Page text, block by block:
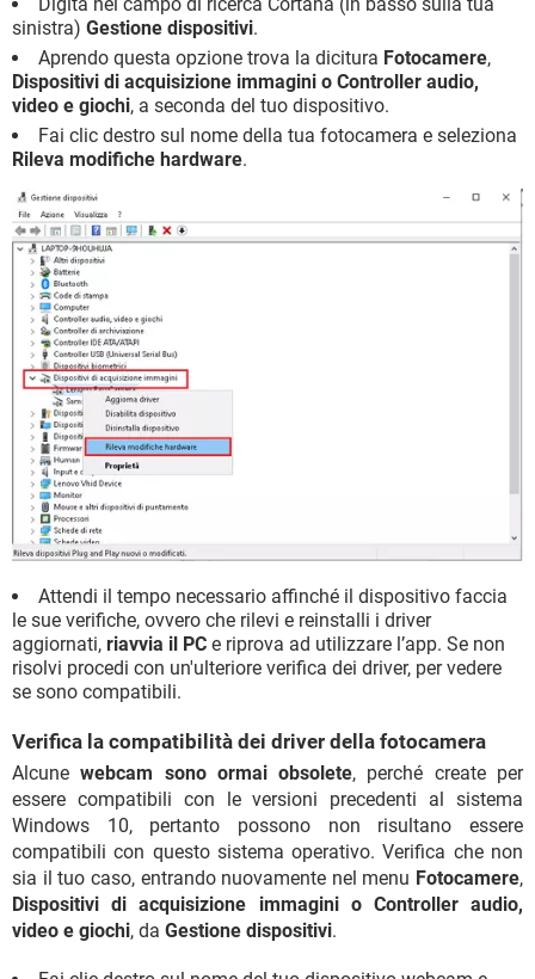
Digita nel campo di ricerca Cortana (in basso sulla tua
sinistra) Gestione dispositivi.
Aprendo questa opzione trova la dicitura Fotocamere,
Dispositivi di acquisizione immagini o Controller audio,
video e giochi, a seconda del tuo dispositivo.
Fai clic destro sul nome della tua fotocamera e seleziona
Rileva modifiche hardware.
Attendi il tempo necessario affinché il dispositivo faccia
le sue verifiche, ovvero che rilevi e reinstalli i driver
aggiornati, riavvia il PC e riprova ad utilizzare l’app. Se non
risolvi procedi con un'ulteriore verifica dei driver, per vedere
se sono compatibili.
Verifica la compatibilità dei driver della fotocamera
Alcunewebcam sono ormai obsolete, perché create per
essere compatibili con le versioni precedenti al sistema
Windows 10, pertanto possono non risultano essere
compatibili con questo sistema operativo. Verifica che non
sia il tuo caso, entrando nuovamente nel menu Fotocamere,
Dispositivi di acquisizione immagini o Controller audio,
video e giochi, da Gestione dispositivi.